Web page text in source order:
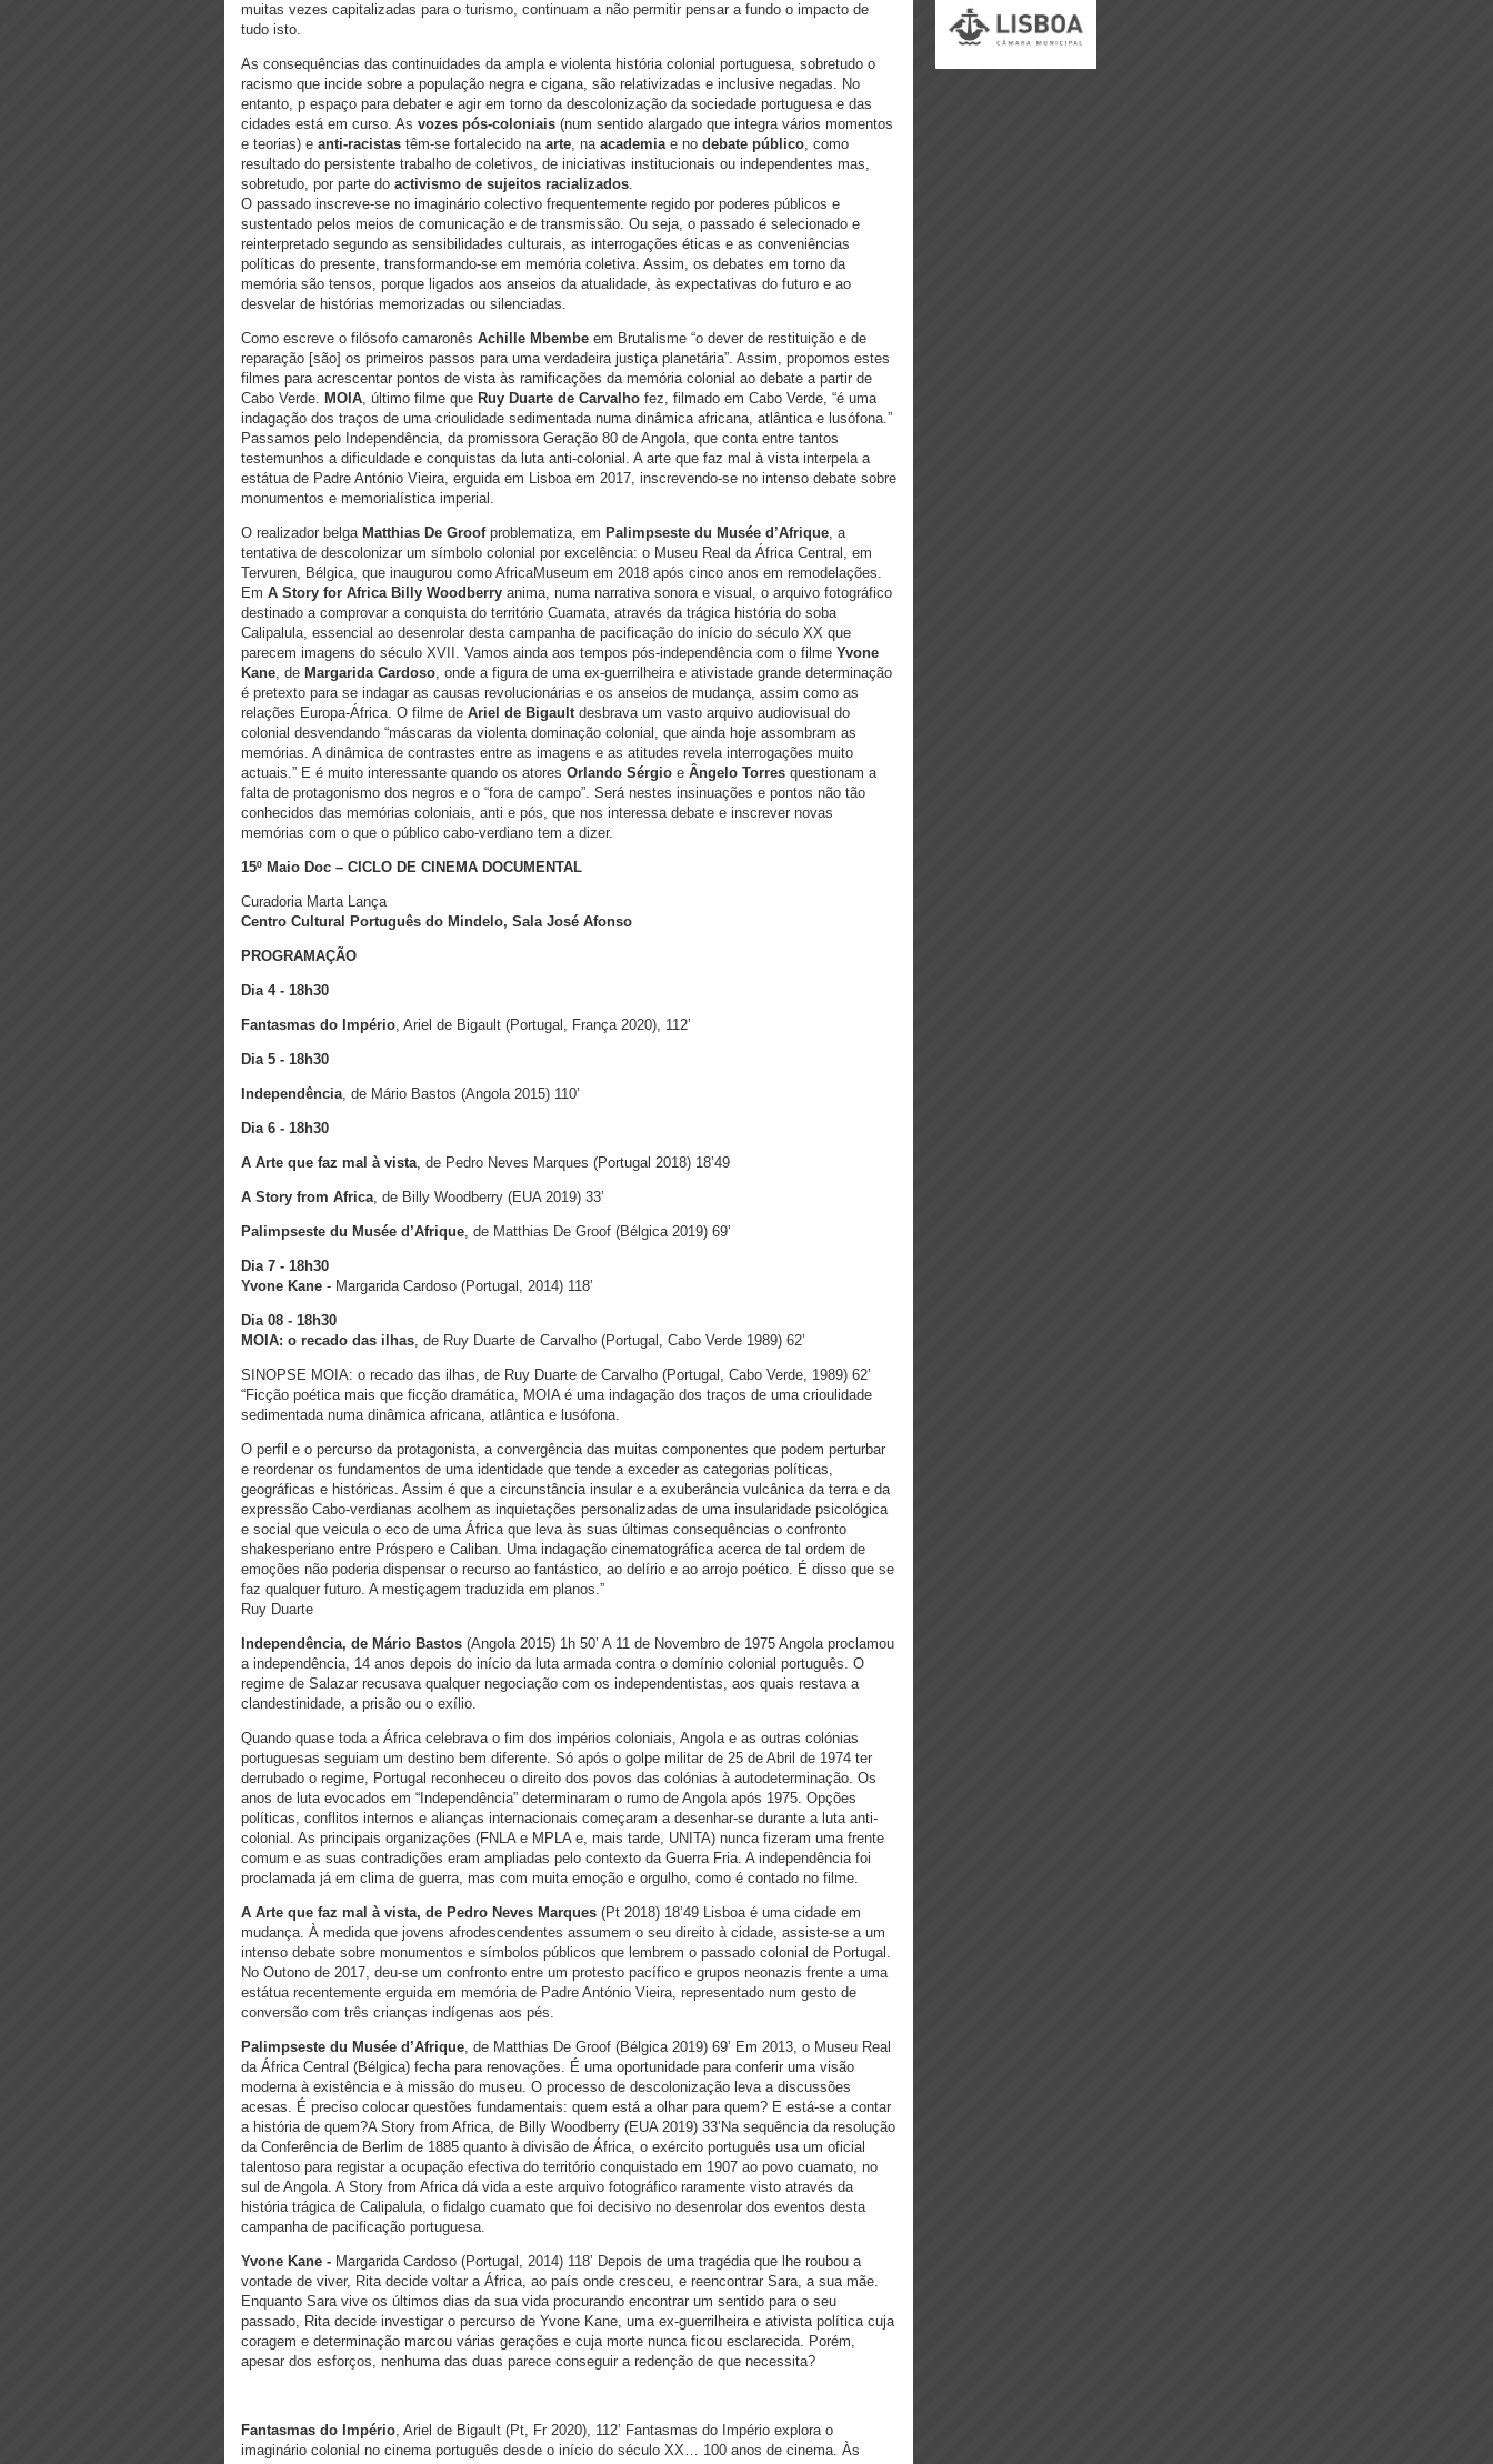
muitas vezes capitalizadas para o turismo, continuam a não permitir pensar a fundo o impacto de
tudo isto.
As consequências das continuidades da ampla e violenta história colonial portuguesa, sobretudo o
racismo que incide sobre a população negra e cigana, são relativizadas e inclusive negadas. No
entanto, p espaço para debater e agir em torno da descolonização da sociedade portuguesa e das
cidades está em curso. As vozes pós-coloniais (num sentido alargado que integra vários momentos
e teorias) e anti-racistas têm-se fortalecido na arte, na academiae no debate público, como
resultado do persistente trabalho de coletivos, de iniciativas institucionais ou independentes mas,
sobretudo, por parte do activismo de sujeitos racializados.
O passado inscreve-se no imaginário colectivo frequentemente regido por poderes públicos e
sustentado pelos meios de comunicação e de transmissão. Ou seja, o passado é selecionado e
reinterpretado segundo as sensibilidades culturais, as interrogações éticas e as conveniências
políticas do presente, transformando-se em memória coletiva. Assim, os debates em torno da
memória são tensos, porque ligados aos anseios da atualidade, às expectativas do futuro e ao
desvelar de histórias memorizadas ou silenciadas.
Como escreve o filósofo camaronês Achille Mbembe em Brutalisme “o dever de restituição e de
reparação [são] os primeiros passos para uma verdadeira justiça planetária”. Assim, propomos estes
filmes para acrescentar pontos de vista às ramificações da memória colonial ao debate a partir de
Cabo Verde. MOIA, último filme que Ruy Duarte de Carvalho fez, filmado em Cabo Verde, “é uma
indagação dos traços de uma crioulidade sedimentada numa dinâmica africana, atlântica e lusófona.”
Passamos pelo Independência, da promissora Geração 80 de Angola, que conta entre tantos
testemunhos a dificuldade e conquistas da luta anti-colonial. A arte que faz mal à vista interpela a
estátua de Padre António Vieira, erguida em Lisboa em 2017, inscrevendo-se no intenso debate sobre
monumentos e memorialística imperial.
O realizador belga Matthias De Groofproblematiza, em Palimpseste du Musée d’Afrique, a
tentativa de descolonizar um símbolo colonial por excelência: o Museu Real da África Central, em
Tervuren, Bélgica, que inaugurou como AfricaMuseum em 2018 após cinco anos em remodelações.
Em A Story for Africa Billy Woodberry anima, numa narrativa sonora e visual, o arquivo fotográfico
destinado a comprovar a conquista do território Cuamata, através da trágica história do soba
Calipalula, essencial ao desenrolar desta campanha de pacificação do início do século XX que
parecem imagens do século XVII. Vamos ainda aos tempos pós-independência com o filme Yvone
Kane, de Margarida Cardoso, onde a figura de uma ex-guerrilheira e ativistade grande determinação
é pretexto para se indagar as causas revolucionárias e os anseios de mudança, assim como as
relações Europa-África. O filme de Ariel de Bigaultdesbrava um vasto arquivo audiovisual do
colonial desvendando “máscaras da violenta dominação colonial, que ainda hoje assombram as
memórias. A dinâmica de contrastes entre as imagens e as atitudes revela interrogações muito
actuais.” E é muito interessante quando os atores Orlando Sérgio e Ângelo Torres questionam a
falta de protagonismo dos negros e o “fora de campo”. Será nestes insinuações e pontos não tão
conhecidos das memórias coloniais, anti e pós, que nos interessa debate e inscrever novas
memórias com o que o público cabo-verdiano tem a dizer.
15º Maio Doc – CICLO DE CINEMA DOCUMENTAL
Curadoria Marta Lança
Centro Cultural Português do Mindelo, Sala José Afonso
PROGRAMAÇÃO
Dia 4 - 18h30
Fantasmas do Império, Ariel de Bigault (Portugal, França 2020), 112’
Dia 5 - 18h30
Independência, de Mário Bastos (Angola 2015) 110’
Dia 6 - 18h30
A Arte que faz mal à vista, de Pedro Neves Marques (Portugal 2018) 18’49
A Story from Africa, de Billy Woodberry (EUA 2019) 33’
Palimpseste du Musée d’Afrique, de Matthias De Groof (Bélgica 2019) 69’
Dia 7 - 18h30
Yvone Kane - Margarida Cardoso (Portugal, 2014) 118’
Dia 08 - 18h30
MOIA: o recado das ilhas, de Ruy Duarte de Carvalho (Portugal, Cabo Verde 1989) 62’
SINOPSE MOIA: o recado das ilhas, de Ruy Duarte de Carvalho (Portugal, Cabo Verde, 1989) 62’
“Ficção poética mais que ficção dramática, MOIA é uma indagação dos traços de uma crioulidade
sedimentada numa dinâmica africana, atlântica e lusófona.
O perfil e o percurso da protagonista, a convergência das muitas componentes que podem perturbar
e reordenar os fundamentos de uma identidade que tende a exceder as categorias políticas,
geográficas e históricas. Assim é que a circunstância insular e a exuberância vulcânica da terra e da
expressão Cabo-verdianas acolhem as inquietações personalizadas de uma insularidade psicológica
e social que veicula o eco de uma África que leva às suas últimas consequências o confronto
shakesperiano entre Próspero e Caliban. Uma indagação cinematográfica acerca de tal ordem de
emoções não poderia dispensar o recurso ao fantástico, ao delírio e ao arrojo poético. É disso que se
faz qualquer futuro. A mestiçagem traduzida em planos.”
Ruy Duarte
Independência, de Mário Bastos (Angola 2015) 1h 50’ A 11 de Novembro de 1975 Angola proclamou
a independência, 14 anos depois do início da luta armada contra o domínio colonial português. O
regime de Salazar recusava qualquer negociação com os independentistas, aos quais restava a
clandestinidade, a prisão ou o exílio.
Quando quase toda a África celebrava o fim dos impérios coloniais, Angola e as outras colónias
portuguesas seguiam um destino bem diferente. Só após o golpe militar de 25 de Abril de 1974 ter
derrubado o regime, Portugal reconheceu o direito dos povos das colónias à autodeterminação. Os
anos de luta evocados em “Independência” determinaram o rumo de Angola após 1975. Opções
políticas, conflitos internos e alianças internacionais começaram a desenhar-se durante a luta anti-
colonial. As principais organizações (FNLA e MPLA e, mais tarde, UNITA) nunca fizeram uma frente
comum e as suas contradições eram ampliadas pelo contexto da Guerra Fria. A independência foi
proclamada já em clima de guerra, mas com muita emoção e orgulho, como é contado no filme.
A Arte que faz mal à vista, de Pedro Neves Marques (Pt 2018) 18’49 Lisboa é uma cidade em
mudança. À medida que jovens afrodescendentes assumem o seu direito à cidade, assiste-se a um
intenso debate sobre monumentos e símbolos públicos que lembrem o passado colonial de Portugal.
No Outono de 2017, deu-se um confronto entre um protesto pacífico e grupos neonazis frente a uma
estátua recentemente erguida em memória de Padre António Vieira, representado num gesto de
conversão com três crianças indígenas aos pés.
Palimpseste du Musée d’Afrique, de Matthias De Groof (Bélgica 2019) 69’ Em 2013, o Museu Real
da África Central (Bélgica) fecha para renovações. É uma oportunidade para conferir uma visão
moderna à existência e à missão do museu. O processo de descolonização leva a discussões
acesas. É preciso colocar questões fundamentais: quem está a olhar para quem? E está-se a contar
a história de quem?A Story from Africa, de Billy Woodberry (EUA 2019) 33’Na sequência da resolução
da Conferência de Berlim de 1885 quanto à divisão de África, o exército português usa um oficial
talentoso para registar a ocupação efectiva do território conquistado em 1907 ao povo cuamato, no
sul de Angola. A Story from Africa dá vida a este arquivo fotográfico raramente visto através da
história trágica de Calipalula, o fidalgo cuamato que foi decisivo no desenrolar dos eventos desta
campanha de pacificação portuguesa.
Yvone Kane - Margarida Cardoso (Portugal, 2014) 118’ Depois de uma tragédia que lhe roubou a
vontade de viver, Rita decide voltar a África, ao país onde cresceu, e reencontrar Sara, a sua mãe.
Enquanto Sara vive os últimos dias da sua vida procurando encontrar um sentido para o seu
passado, Rita decide investigar o percurso de Yvone Kane, uma ex-guerrilheira e ativista política cuja
coragem e determinação marcou várias gerações e cuja morte nunca ficou esclarecida. Porém,
apesar dos esforços, nenhuma das duas parece conseguir a redenção de que necessita?
Fantasmas do Império, Ariel de Bigault (Pt, Fr 2020), 112’ Fantasmas do Império explora o
imaginário colonial no cinema português desde o início do século XX… 100 anos de cinema. Às